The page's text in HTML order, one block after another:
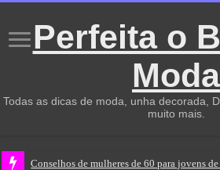
Perfeita o
Moda
Todas as dicas de moda, unha decorada,
muito mais.
Conselhos de mulheres de 60 para jovens